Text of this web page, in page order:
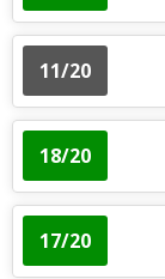
11/20
18/20
17/20